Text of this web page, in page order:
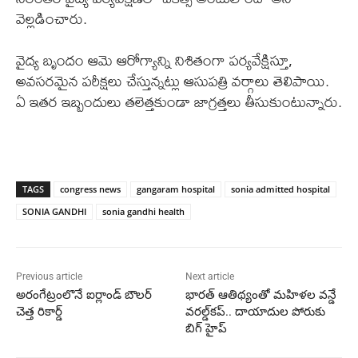
వెల్లడించారు.
వైద్య బృందం ఆమె ఆరోగ్యాన్ని నిశితంగా పర్యవేక్షిస్తూ,
అవసరమైన పరీక్షలు చేస్తున్నట్లు ఆసుపత్రి వర్గాలు తెలిపాయి.
ఏ ఇతర ఇబ్బందులు తలెత్తకుండా జాగ్రత్తలు తీసుకుంటున్నారు.
TAGS congress news gangaram hospital
sonia admitted hospital
SONIA GANDHI
sonia gandhi health
Previous article
అరంగేట్రంలొనే ఐర్లాండ్ బౌలర్
చెత్త రికార్డ్
Next article
భారత్ ఆతిథ్యంతో మహిళల వన్డే
వరల్డ్‌కప్.. దాయాదుల పోరుకు
బిగ్ హైప్